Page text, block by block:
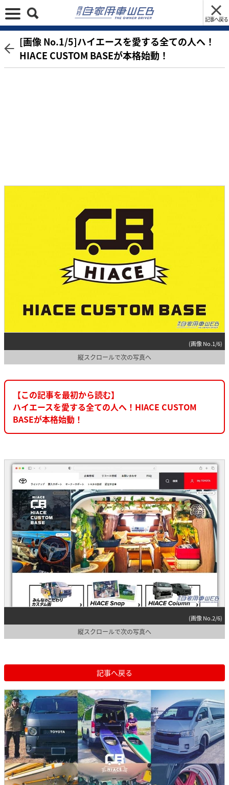
記事へ戻る
[画像 No.1/5]ハイエースを愛する全ての人へ！
HIACE CUSTOM BASEが本格始動！
(画像 No.1/6)
縦スクロールで次の写真へ
【この記事を最初から読む】
ハイエースを愛する全ての人へ！HIACE CUSTOM
BASEが本格始動！
(画像 No.2/6)
縦スクロールで次の写真へ
記事へ戻る